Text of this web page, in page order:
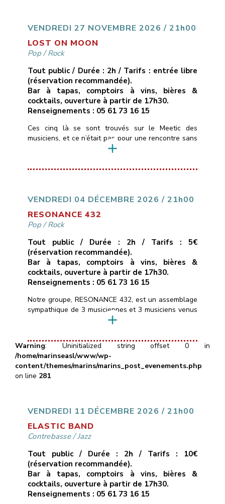
VENDREDI 27 NOVEMBRE 2026 / 21h00
LOST ON MOON
Pop/Rock
Tout public / Durée : 2h / Tarifs : entrée libre
(réservation recommandée).
Bar à tapas, comptoirs à vins, bières &
cocktails, ouverture à partir de 17h30.
Renseignements : 05 61 73 16 15
Ces cinq là se sont trouvés sur le Meetic des
musiciens, et ce n’était pas pour une rencontre sans
lendemain …Ils personnalisent depuis quelques
Gossip, Muse, Fleetwood Mac, Lavilliers…) pour leur
Christelle […]
VENDREDI 04 DÉCEMBRE 2026 / 21h00
RESONANCE 432
Pop/Rock
Tout public / Durée : 2h / Tarifs : 5€
(réservation recommandée).
Bar à tapas, comptoirs à vins, bières &
cocktails, ouverture à partir de 17h30.
Renseignements : 05 61 73 16 15
Notre groupe, RESONANCE 432, est un assemblage
sympathique de 3 musiciennes et 3 musiciens venus
d’horizons différents, et heureux de mettre en
réinterprétons un répertoire éclectique de titres pop
rock des dernières décennies alternant rythmes
dynamiques (Eurythmics, Clash, AC/DC, …) et
musiques plus intimistes (Alannah Myles, Murray
Head, Portishead…) ainsi que […]
Warning: Uninitialized string offset 0 in
/home/marinseasl/www/wp-
content/themes/marins/marins_post_evenements.php
on line 281
VENDREDI 11 DÉCEMBRE 2026 / 21h00
ELASTIC BAND
Contrebasse/Jazz
Tout public / Durée : 2h / Tarifs : 10€
(réservation recommandée).
Bar à tapas, comptoirs à vins, bières &
cocktails, ouverture à partir de 17h30.
Renseignements : 05 61 73 16 15